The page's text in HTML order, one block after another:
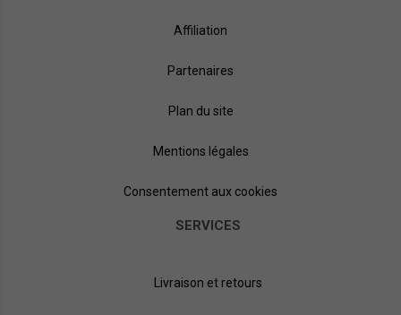
Affiliation
Partenaires
Plan du site
Mentions légales
Consentement aux cookies
SERVICES
Livraison et retours